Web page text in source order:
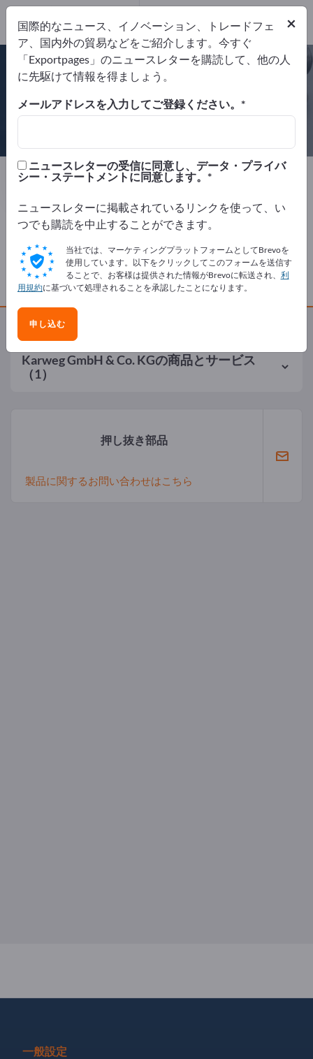
製造元 ドイツ
Website
製品
リクエストを送信
電話
Karweg GmbH & Co. KGの商品とサービス
（1）
押し抜き部品
製品に関するお問い合わせはこちら
一般設定
×
国際的なニュース、イノベーション、トレードフェ
ア、国内外の貿易などをご紹介します。今すぐ
「Exportpages」のニュースレターを購読して、他の人
に先駆けて情報を得ましょう。
メールアドレスを入力してご登録ください。
ニュースレターの受信に同意し、データ・プライバ
シー・ステートメントに同意します。
ニュースレターに掲載されているリンクを使って、い
つでも購読を中止することができます。
当社では、マーケティングプラットフォームとしてBrevoを
使用しています。以下をクリックしてこのフォームを送信す
ることで、お客様は提供された情報がBrevoに転送され、 利
用規約に基づいて処理されることを承認したことになります。
申し込む